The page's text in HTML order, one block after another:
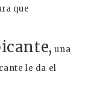
que
una
le da el